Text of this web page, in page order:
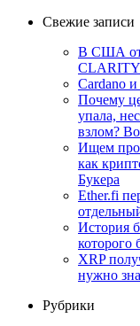
Свежие записи
В США
CLARITY
Cardano
Почему
упала,
взлом?
Ищем
как
Букера
Ether.fi
История
которого
XRP
нужно
Рубрики